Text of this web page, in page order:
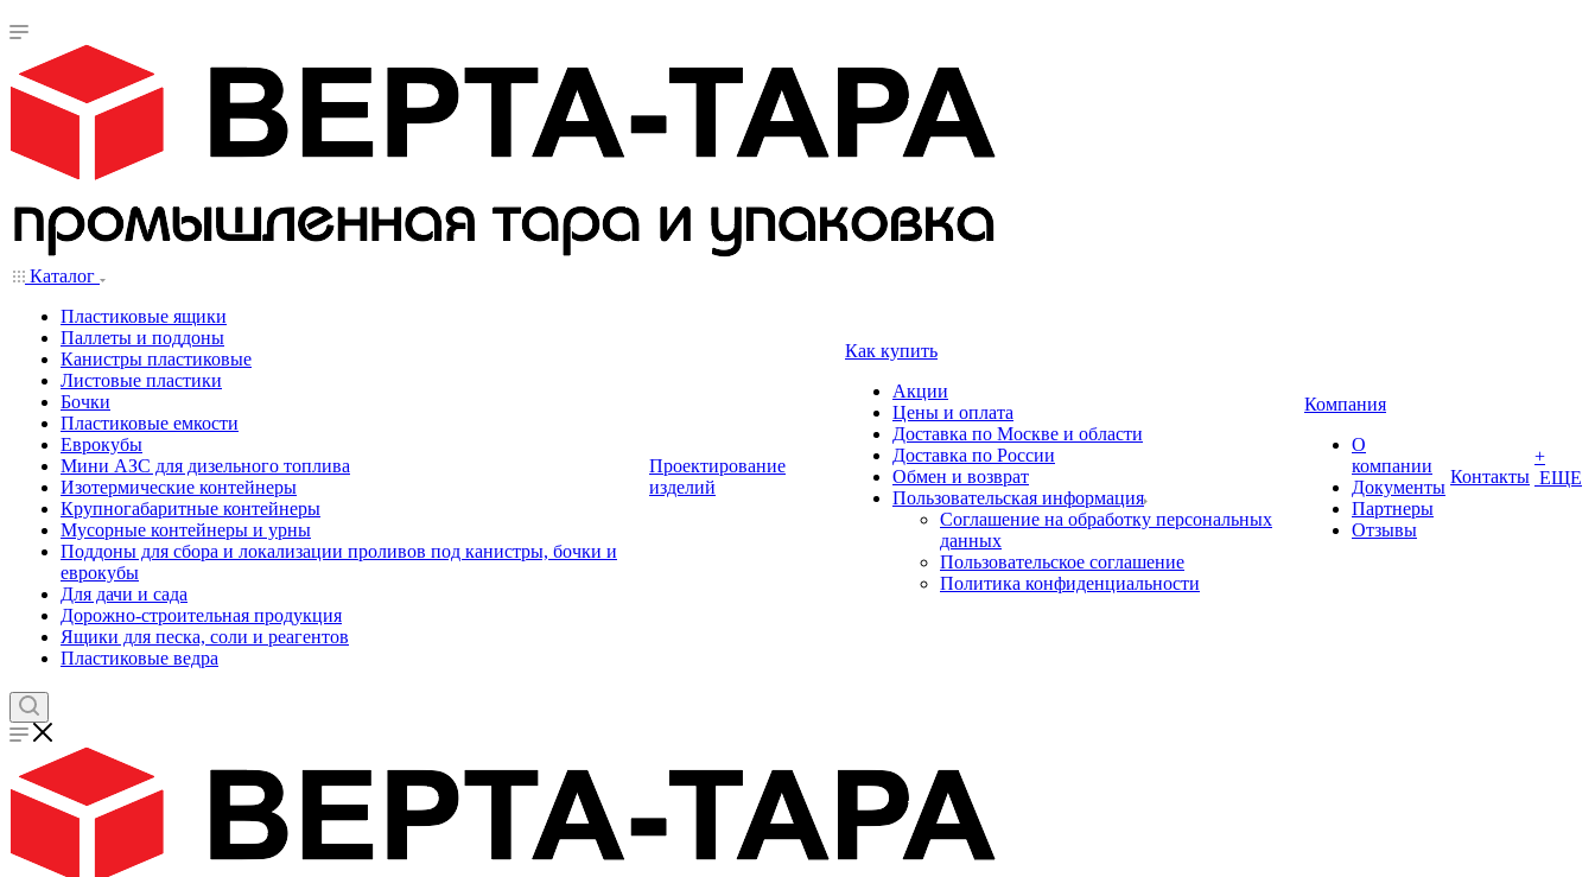
Каталог
Пластиковые ящики
Паллеты и поддоны
Канистры пластиковые
Листовые пластики
Бочки
Пластиковые емкости
Еврокубы
Мини АЗС для дизельного топлива
Изотермические контейнеры
Крупногабаритные контейнеры
Мусорные контейнеры и урны
Поддоны для сбора и локализации проливов под канистры, бочки и
еврокубы
Для дачи и сада
Дорожно-строительная продукция
Ящики для песка, соли и реагентов
Пластиковые ведра
Проектирование
изделий
Как купить
Акции
Цены и оплата
Доставка по Москве и области
Доставка по России
Обмен и возврат
Пользовательская информация
Соглашение на обработку персональных
данных
Пользовательское соглашение
Политика конфиденциальности
Компания
О
компании
Документы
Партнеры
Отзывы
Контакты
+
ЕЩЕ